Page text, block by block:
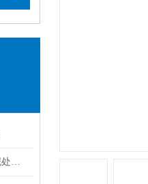
污泥连续深度处理设备与传统污泥处理方式有哪些不同之处